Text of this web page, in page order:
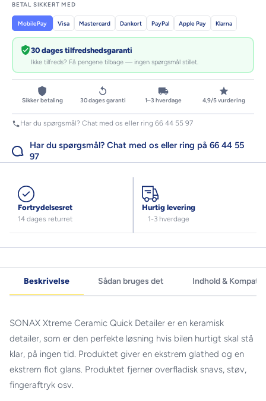
BETAL SIKKERT MED
MobilePay Visa Mastercard Dankort PayPal Apple Pay Klarna
30 dages tilfredshedsgaranti
Ikke tilfreds? Få pengene tilbage — ingen spørgsmål stillet.
Sikker betaling 30 dages garanti 1–3 hverdage 4,9/5 vurdering
Har du spørgsmål? Chat med os eller ring 66 44 55 97
Har du spørgsmål? Chat med os eller ring på 66 44 55
97
Fortrydelsesret
14 dages returret
Hurtig levering
1-3 hverdage
Beskrivelse Sådan bruges det Indhold &
SONAX Xtreme Ceramic Quick Detailer er en keramisk
detailer, som er den perfekte løsning hvis bilen hurtigt skal stå
klar, på ingen tid. Produktet giver en ekstrem glathed og en
ekstrem flot glans. Produktet fjerner overfladisk snavs, støv,
fingeraftryk osv.